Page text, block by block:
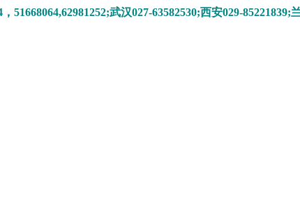
51668064,62981252;武汉027-63582530;西安029-85221839;